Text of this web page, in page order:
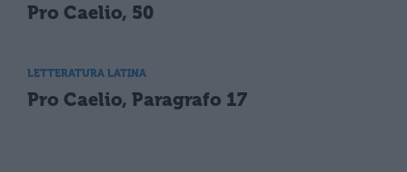
Pro Caelio, 50
LETTERATURA LATINA
Pro Caelio, Paragrafo 17